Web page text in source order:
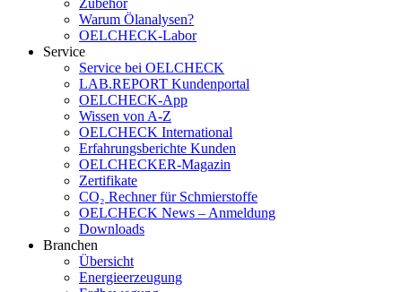
Zubehör
Warum Ölanalysen?
OELCHECK-Labor
Service
Service bei OELCHECK
LAB.REPORT Kundenportal
OELCHECK-App
Wissen von A-Z
OELCHECK International
Erfahrungsberichte Kunden
OELCHECKER-Magazin
Zertifikate
CO₂ Rechner für Schmierstoffe
OELCHECK News – Anmeldung
Downloads
Branchen
Übersicht
Energieerzeugung